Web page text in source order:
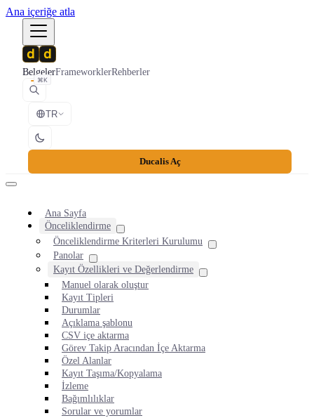
Ana içeriğe atla
BelgelerFrameworklerRehberler
⌘K
TR
Ducalis Aç
Ana Sayfa
Önceliklendirme
Önceliklendirme Kriterleri Kurulumu
Panolar
Kayıt Özellikleri ve Değerlendirme
Manuel olarak oluştur
Kayıt Tipleri
Durumlar
Açıklama şablonu
CSV içe aktarma
Görev Takip Aracından İçe Aktarma
Özel Alanlar
Kayıt Taşıma/Kopyalama
İzleme
Bağımlılıklar
Sorular ve yorumlar